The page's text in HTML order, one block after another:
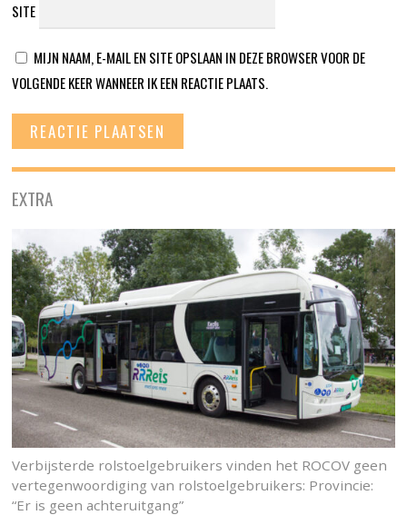
SITE
MIJN NAAM, E-MAIL EN SITE OPSLAAN IN DEZE BROWSER VOOR DE
VOLGENDE KEER WANNEER IK EEN REACTIE PLAATS.
EXTRA
Verbijsterde rolstoelgebruikers vinden het ROCOV geen
vertegenwoordiging van rolstoelgebruikers: Provincie:
“Er is geen achteruitgang”